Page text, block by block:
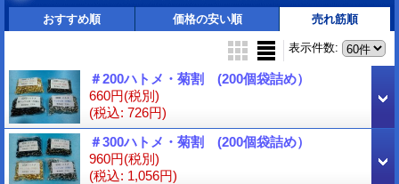
おすすめ順 価格の安い順 売れ筋順
表示件数:
＃200ハトメ・菊割 (200個袋詰め）
660円(税別)
(税込: 726円)
＃300ハトメ・菊割 (200個袋詰め）
960円(税別)
(税込: 1,056円)